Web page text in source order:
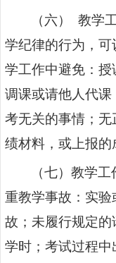
（六） 教学
学纪律的行为，
学工作中避免：授
调课或请他人代
考无关的事情；
绩材料，或上报的
（七）教学
重教学事故：实
故；未履行规定
学时；考试过程